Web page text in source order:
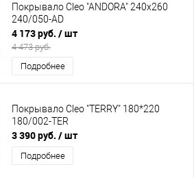
Покрывало Cleo "ANDORA" 240х260
240/050-AD
4 173 руб. / шт
4 473 руб.
Подробнее
Покрывало Cleo "TERRY" 180*220
180/002-TER
3 390 руб. / шт
Подробнее